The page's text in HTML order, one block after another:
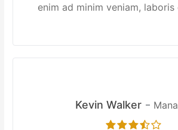
enim ad minim veniam, laboris
Kevin Walker